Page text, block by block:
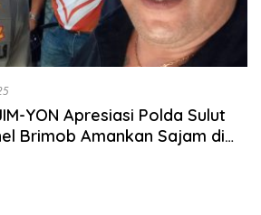
YON Apresiasi Polda Sulut
Brimob Amankan Sajam di